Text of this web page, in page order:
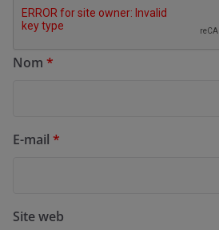
Nom *
E-mail *
Site web